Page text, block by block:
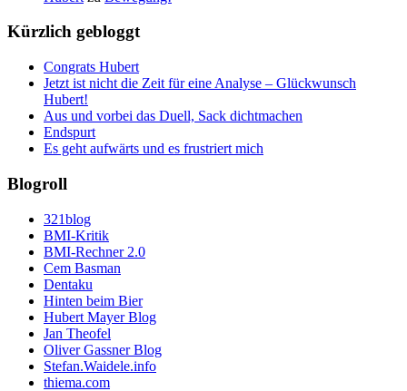
Kürzlich gebloggt
Congrats Hubert
Jetzt ist nicht die Zeit für eine Analyse – Glückwunsch
Hubert!
Aus und vorbei das Duell, Sack dichtmachen
Endspurt
Es geht aufwärts und es frustriert mich
Blogroll
321blog
BMI-Kritik
BMI-Rechner 2.0
Cem Basman
Dentaku
Hinten beim Bier
Hubert Mayer Blog
Jan Theofel
Oliver Gassner Blog
Stefan.Waidele.info
thiema.com